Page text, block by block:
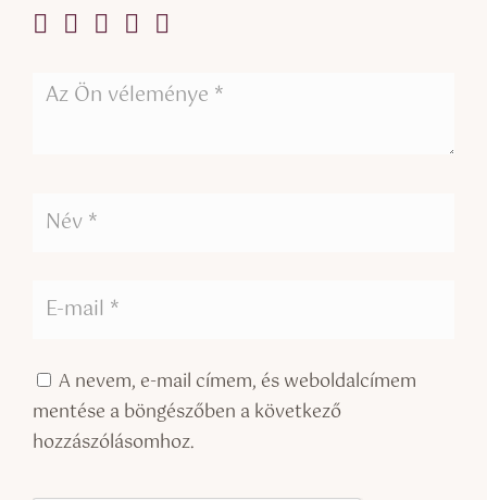
A nevem, e-mail címem, és weboldalcímem
mentése a böngészőben a következő
hozzászólásomhoz.